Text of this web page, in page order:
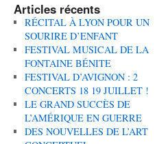
Articles récents
RÉCITAL À LYON POUR UN
SOURIRE D’ENFANT
FESTIVAL MUSICAL DE LA
FONTAINE BÉNITE
FESTIVAL D’AVIGNON : 2
CONCERTS 18 19 JUILLET !
LE GRAND SUCCÈS DE
L’AMÉRIQUE EN GUERRE
DES NOUVELLES DE L’ART